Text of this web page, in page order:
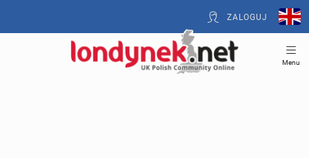
ZALOGUJ
Menu